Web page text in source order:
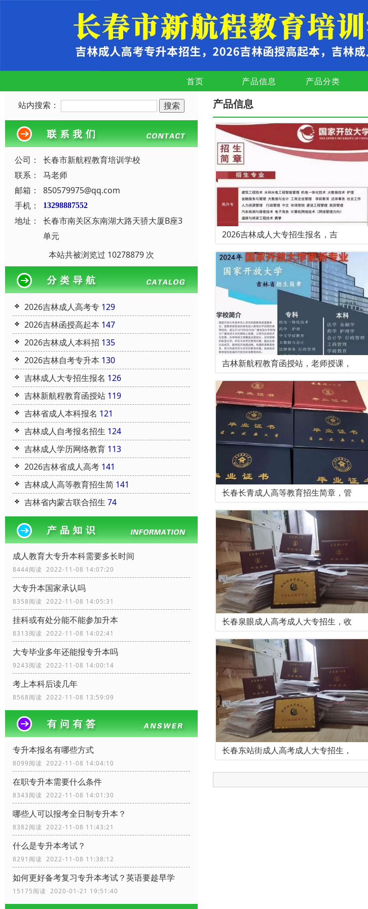
首页 产品信息 产品分类
站内搜索：
公司：
长春市新航程教育培训学校
联系：
马老师
邮箱：
850579975@qq.com
手机：
13298887552
地址：
长春市南关区东南湖大路天骄大厦B座3
单元
本站共被浏览过 10278879 次
2026吉林成人高考专 129
2026吉林函授高起本 147
2026吉林成人本科招 135
2026吉林自考专升本 130
吉林成人大专招生报名 126
吉林新航程教育函授站 119
吉林省成人本科报名 121
吉林成人自考报名招生 124
吉林成人学历网络教育 113
2026吉林省成人高考 141
吉林成人高等教育招生简 141
吉林省内蒙古联合招生 74
成人教育大专升本科需要多长时间
8444阅读 2022-11-08 14:07:20
大专升本国家承认吗
8358阅读 2022-11-08 14:05:31
挂科或有处分能不能参加升本
8313阅读 2022-11-08 14:02:41
大专毕业多年还能报专升本吗
9243阅读 2022-11-08 14:00:14
考上本科后读几年
8568阅读 2022-11-08 13:59:09
专升本报名有哪些方式
8099阅读 2022-11-08 14:04:10
在职专升本需要什么条件
8343阅读 2022-11-08 14:01:30
哪些人可以报考全日制专升本？
8382阅读 2022-11-08 11:43:21
什么是专升本考试？
8291阅读 2022-11-08 11:38:12
如何更好备考复习专升本考试？英语要趁早学
15175阅读 2020-01-21 19:51:40
产品信息
2026吉林成人大专招生报名，吉
吉林新航程教育函授站，老师授课，
长春长青成人高等教育招生简章，管
长春泉眼成人高考成人大专招生，收
长春东站街成人高考成人大专招生，